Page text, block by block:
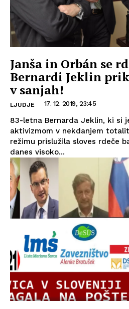
Janša in Orbán se
Bernardi Jeklin
v sanjah!
LJUDJE 17. 12. 2019, 23:45
83-letna Bernarda Jeklin, ki si
aktivizmom v nekdanjem
režimu prislužila sloves rdeče
danes visoko...